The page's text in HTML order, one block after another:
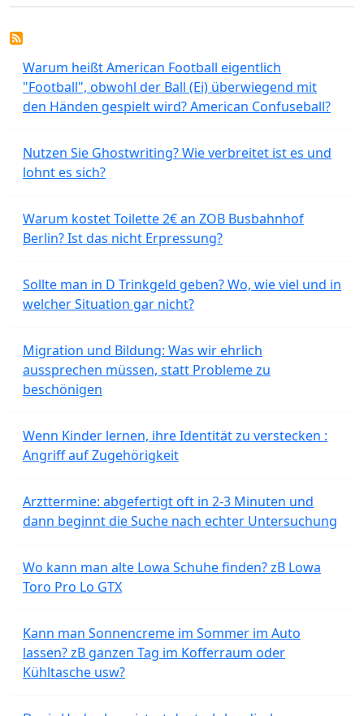
Warum heißt American Football eigentlich
"Football", obwohl der Ball (Ei) überwiegend mit
den Händen gespielt wird? American Confuseball?
Nutzen Sie Ghostwriting? Wie verbreitet ist es und
lohnt es sich?
Warum kostet Toilette 2€ an ZOB Busbahnhof
Berlin? Ist das nicht Erpressung?
Sollte man in D Trinkgeld geben? Wo, wie viel und in
welcher Situation gar nicht?
Migration und Bildung: Was wir ehrlich
aussprechen müssen, statt Probleme zu
beschönigen
Wenn Kinder lernen, ihre Identität zu verstecken :
Angriff auf Zugehörigkeit
Arzttermine: abgefertigt oft in 2-3 Minuten und
dann beginnt die Suche nach echter Untersuchung
Wo kann man alte Lowa Schuhe finden? zB Lowa
Toro Pro Lo GTX
Kann man Sonnencreme im Sommer im Auto
lassen? zB ganzen Tag im Kofferraum oder
Kühltasche usw?